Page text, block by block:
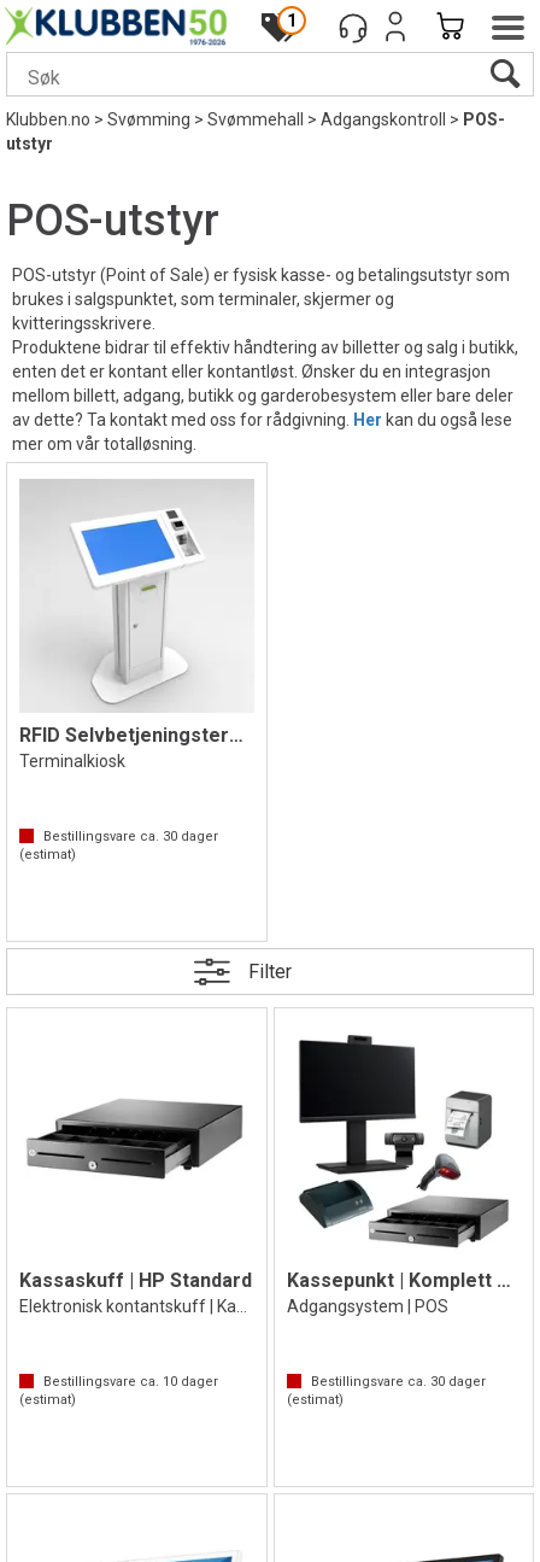
1
Klubben.no>Svømming>Svømmehall >Adgangskontroll > POS-
utstyr
POS-utstyr
POS-utstyr (Point of Sale) er fysisk kasse- og betalingsutstyr som
brukes i salgspunktet, som terminaler, skjermer og
kvitteringsskrivere.
Produktene bidrar til effektiv håndtering av billetter og salg i butikk,
enten det er kontant eller kontantløst. Ønsker du en integrasjon
mellom billett, adgang, butikk og garderobesystem eller bare deler
av dette? Ta kontakt med oss for rådgivning.
Her kan du også lese
mer om vår totalløsning.
RFID Selvbetjeningsterminal Modulo GLT
Terminalkiosk
Bestillingsvare ca. 30 dager
(estimat)
Filter
Kassaskuff | HP Standard
Bestillingsvare ca. 10 dager
(estimat)
Kassepunkt | Komplett kassesystem
Adgangsystem | POS
Bestillingsvare ca. 30dager
(estimat)